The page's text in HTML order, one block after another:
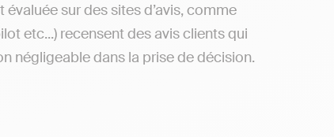
sur des sites d’avis, comme
etc...) recensent des avis clients qui
négligeable dans la prise de décision.